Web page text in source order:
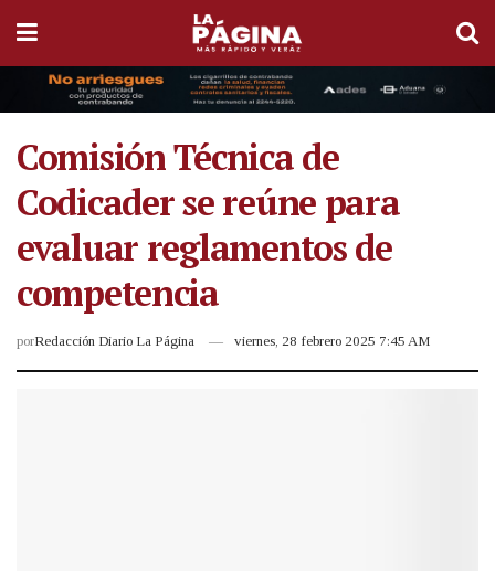
Comisión Técnica de
Codicader se reúne para
evaluar reglamentos de
competencia
porRedacción Diario La Página viernes, 28 febrero 2025 7:45 AM